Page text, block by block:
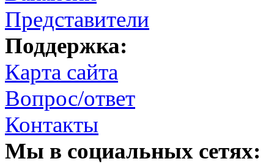
Представители
Поддержка:
Карта сайта
Вопрос/ответ
Контакты
Мы в социальных сетях: